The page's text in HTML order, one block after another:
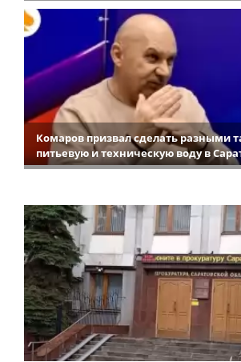
Комаров призвал сделать разными
питьевую и техническую воду в